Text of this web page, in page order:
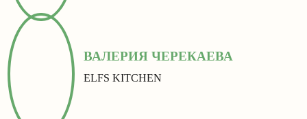
ВАЛЕРИЯ ЧЕРЕКАЕВА
ELFS KITCHEN